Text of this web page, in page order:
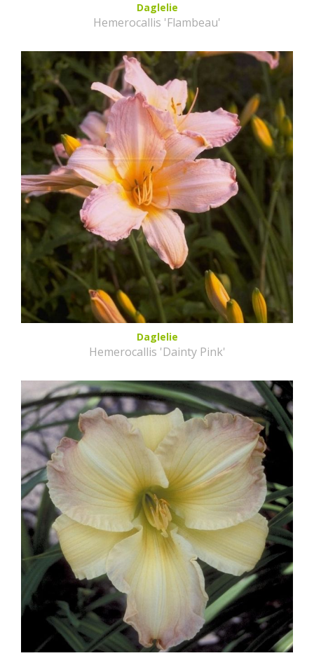
Daglelie
Hemerocallis 'Flambeau'
Daglelie
Hemerocallis 'Dainty Pink'